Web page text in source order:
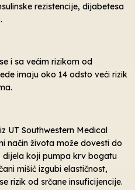
rezistencije, dijabetesa
i sa većim rizikom od
imaju oko 14 odsto veći rizik
UT Southwestern Medical
način života može dovesti do
dijela koji pumpa krv bogatu
mišić izgubi elastičnost,
rizik od srčane insuficijencije.